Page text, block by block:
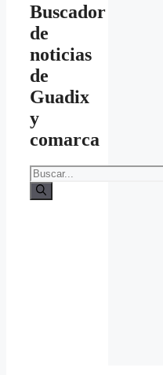
Buscador
de
noticias
de
Guadix
y
comarca
Buscar: